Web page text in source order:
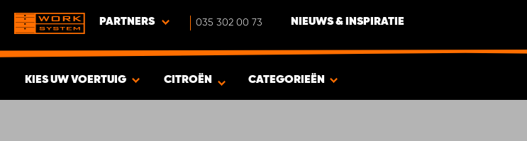
PARTNERS 035 302 00 73 NIEUWS & INSPIRATIE
KIES UW VOERTUIG CITROËN CATEGORIEËN